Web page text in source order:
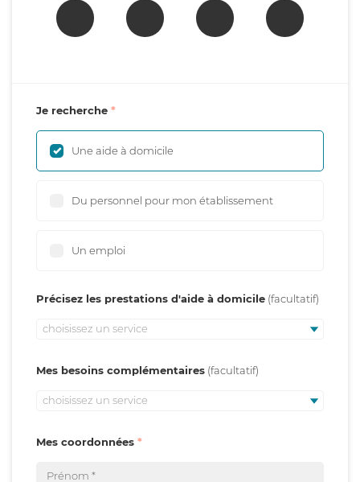
Je recherche
Une aide à domicile
Du personnel pour mon établissement
Un emploi
Précisez les prestations d'aide à domicile
choisissez un service
Mes besoins complémentaires
choisissez un service
Mes coordonnées